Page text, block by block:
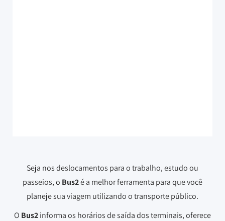
Seja nos deslocamentos para o trabalho, estudo ou
passeios, o Bus2é a melhor ferramenta para que você
planeje sua viagem utilizando o transporte público.
O Bus2informa os horários de saída dos terminais, oferece